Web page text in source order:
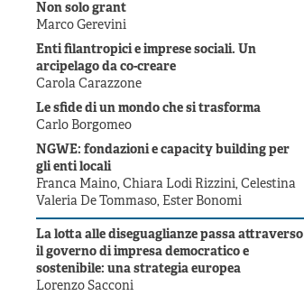
Non solo grant
Marco Gerevini
Enti filantropici e imprese sociali. Un
arcipelago da co-creare
Carola Carazzone
Le sfide di un mondo che si trasforma
Carlo Borgomeo
NGWE: fondazioni e capacity building per
gli enti locali
Franca Maino, Chiara Lodi Rizzini, Celestina
Valeria De Tommaso, Ester Bonomi
La lotta alle diseguaglianze passa attraverso
il governo di impresa democratico e
sostenibile: una strategia europea
Lorenzo Sacconi